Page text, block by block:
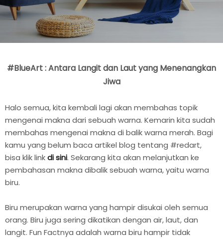
#BlueArt : Antara Langit dan Laut yang Menenangkan
Jiwa
Halo semua, kita kembali lagi akan membahas topik
mengenai makna dari sebuah warna. Kemarin kita sudah
membahas mengenai makna di balik warna merah. Bagi
kamu yang belum baca artikel blog tentang #redart,
bisa klik linkdi sini. Sekarang kita akan melanjutkan ke
pembahasan makna dibalik sebuah warna, yaitu warna
biru.
Biru merupakan warna yang hampir disukai oleh semua
orang. Biru juga sering dikatikan dengan air, laut, dan
langit. Fun Factnya adalah warna biru hampir tidak